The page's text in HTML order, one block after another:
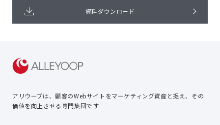
資料ダウンロード
アリウープは、顧客のWebサイトをマーケティング資産と捉え、 その
価値を向上させる専門集団です